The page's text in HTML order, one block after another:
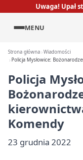
Uwaga! Upał
MENU
Strona główna Wiadomości
Policja Mysłowice:
Policja
Komendy
23 grudnia 2022